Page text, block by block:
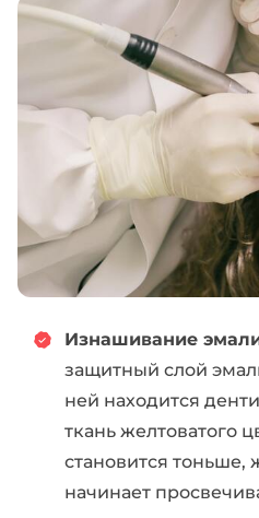
Изнашивание
защитный слой
ней находится
ткань желтоватого
становится тоньше,
начинает